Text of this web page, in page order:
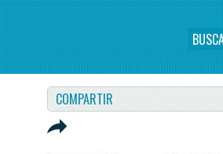
COMPARTIR